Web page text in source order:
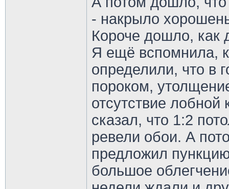
- накрыло
Короче дошло,
Я ещё вспомнила,
определили, что в
пороком,
отсутствие
сказал, что 1:2
ревели обои. А
предложил
большое